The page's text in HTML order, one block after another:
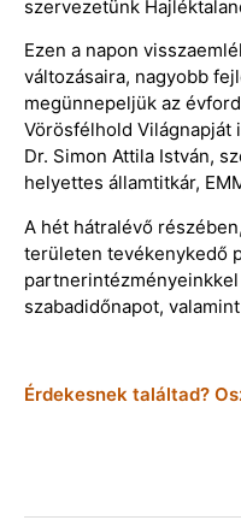
szervezetünk
Ezen a napon
változásaira, nagyobb
megünnepeljük az
Vörösfélhold Világnapját
Dr. Simon Attila István,
helyettes államtitkár,
A hét hátralévő
területen tevékenykedő
szabadidőnapot,
Érdekesnek találtad?